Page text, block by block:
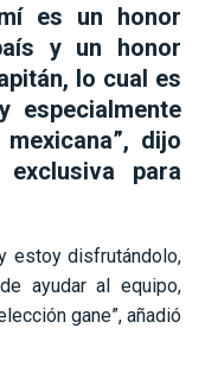
es un honor
y un honor
lo cual es
especialmente
dijo
para
estoy disfrutándolo,
ayudar al equipo,
gane”, añadió